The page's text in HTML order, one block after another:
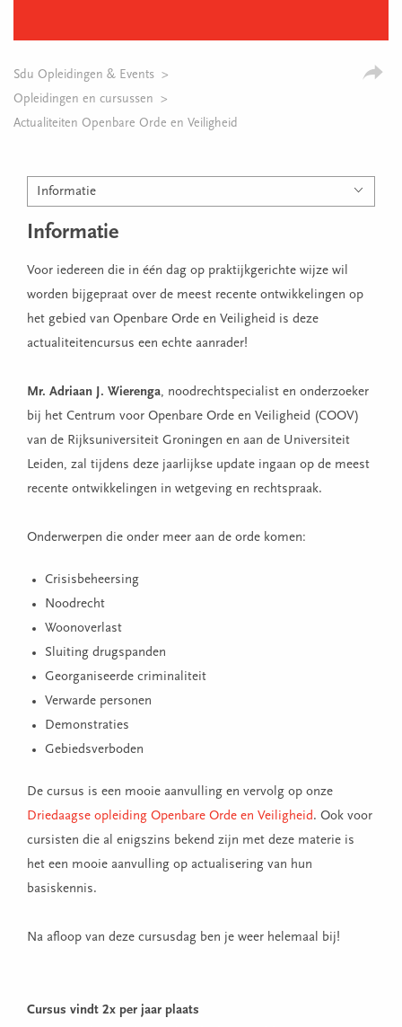
Sdu Opleidingen & Events
Opleidingen en cursussen
Actualiteiten Openbare Orde en Veiligheid
Informatie
Informatie
Voor iedereen die in één dag op praktijkgerichte wijze wil
worden bijgepraat over de meest recente ontwikkelingen op
het gebied van Openbare Orde en Veiligheid is deze
actualiteitencursus een echte aanrader!
Mr. Adriaan J. Wierenga, noodrechtspecialist en onderzoeker
bij het Centrum voor Openbare Orde en Veiligheid (COOV)
van de Rijksuniversiteit Groningen en aan de Universiteit
Leiden, zal tijdens deze jaarlijkse update ingaan op de meest
recente ontwikkelingen in wetgeving en rechtspraak.
Onderwerpen die onder meer aan de orde komen:
Crisisbeheersing
Noodrecht
Woonoverlast
Sluiting drugspanden
Georganiseerde criminaliteit
Verwarde personen
Demonstraties
Gebiedsverboden
De cursus is een mooie aanvulling en vervolg op onze
Driedaagse opleiding Openbare Orde en Veiligheid. Ook voor
cursisten die al enigszins bekend zijn met deze materie is
het een mooie aanvulling op actualisering van hun
basiskennis.
Na afloop van deze cursusdag ben je weer helemaal bij!
Cursus vindt 2x per jaar plaats